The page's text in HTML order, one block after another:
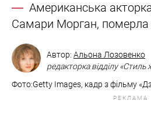
Американська
Самари Морган, померла у
Автор: Альона Лозовенко
редакторка відділу «Стиль
Фото:​​Getty Images, кадр з фільму
РЕКЛАМА